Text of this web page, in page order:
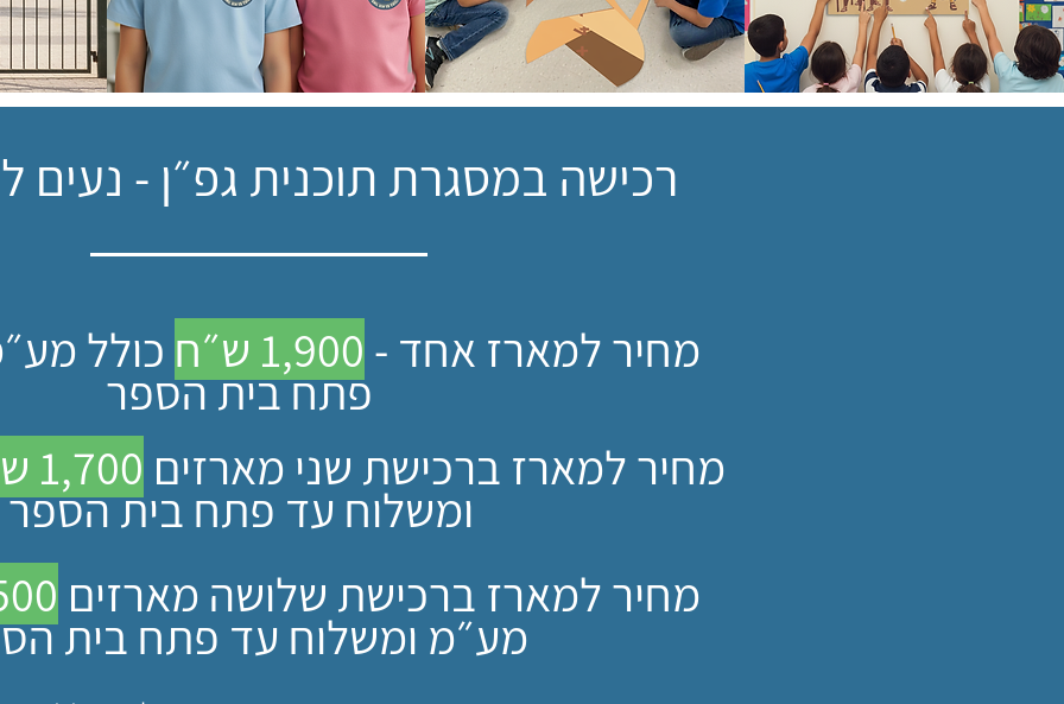
רכישה במסגרת תוכנית גפ״ן - נעים לציין
מחיר למארז אחד - 1,900 ש״ח כולל
פתח בית הספר
מחיר למארז ברכישת שני מארזים 1,700 ש״ח
ומשלוח עד פתח בית הספר
מחיר למארז ברכישת שלושה מארזים
מע״מ ומשלוח עד פתח בית